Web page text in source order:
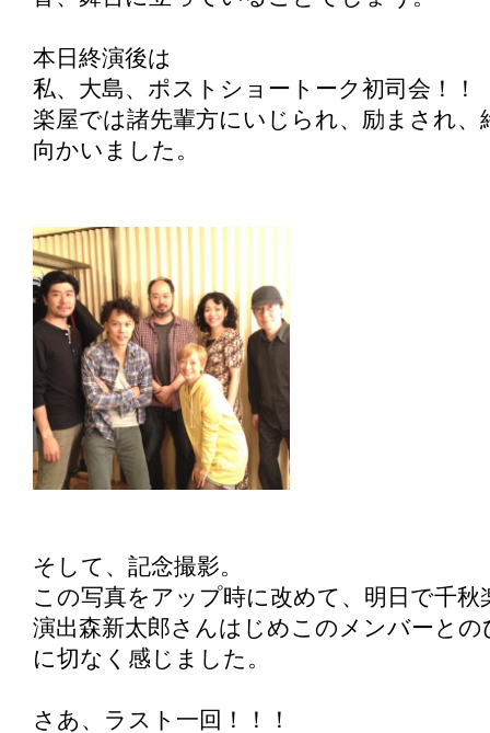
本日終演後は
私、大島、ポストショートーク初司会！！
楽屋では諸先輩方にいじられ、励まされ、
向かいました。
そして、記念撮影。
この写真をアップ時に改めて、明日で千
演出森新太郎さんはじめこのメンバーと
に切なく感じました。
さあ、ラスト一回！！！